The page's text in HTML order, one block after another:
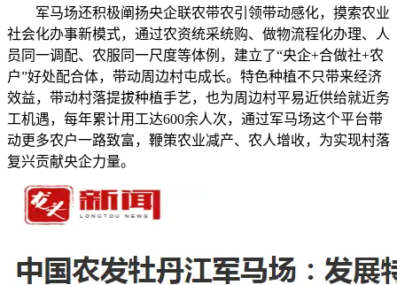
军马场还积极阐扬央企联农带农引领带动感化，摸索农业
社会化办事新模式，通过农资统采统购、做物流程化办理、人
员同一调配、农服同一尺度等体例，建立了“央企+合做社+农
户”好处配合体，带动周边村屯成长。特色种植不只带来经济
效益，带动村落提拔种植手艺，也为周边村平易近供给就近务
工机遇，每年累计用工达600余人次，通过军马场这个平台带
动更多农户一路致富，鞭策农业减产、农人增收，为实现村落
复兴贡献央企力量。